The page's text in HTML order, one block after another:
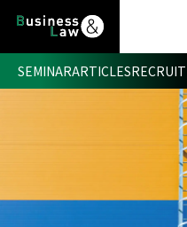
SEMINARARTICLESRECRUIT